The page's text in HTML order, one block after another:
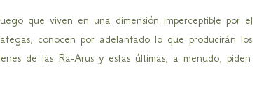
que viven en una dimensión imperceptible por el
conocen por adelantado lo que producirán los
de las Ra-Arus y estas últimas, a menudo, piden